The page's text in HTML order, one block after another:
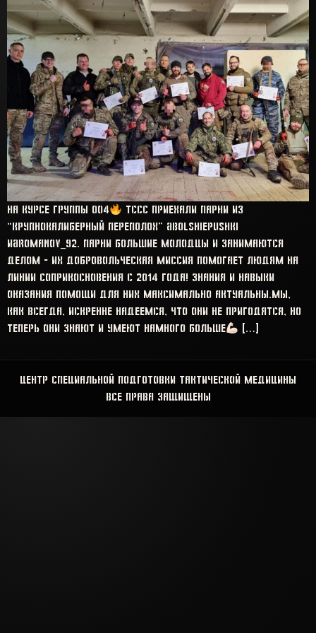
На курсе Группы 004
TCCC приехали парни из
“Крупнокалиберный Переполох” @bolshiepushki
и@romanov_92. Парни большие молодцы и занимаются
делом – их добровольческая миссия помогает людям на
линии соприкосновения с 2014 года! Знания и навыки
оказания помощи для них максимально актуальны.Мы,
как всегда, искренне надеемся, что они не пригодятся, но
теперь они знают и умеют намного больше
[…]
Центр Специальной Подготовки Тактической Медицины
Все права защищены